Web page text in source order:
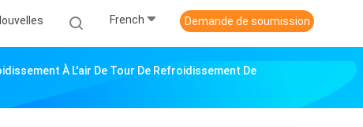
French Demande de soumission
À L'air De Tour De Refroidissement De